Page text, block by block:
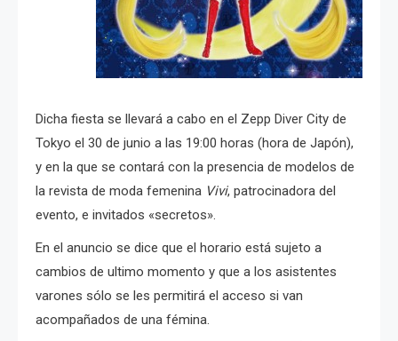
Dicha fiesta se llevará a cabo en el Zepp Diver City de
Tokyo el 30 de junio a las 19:00 horas (hora de Japón),
y en la que se contará con la presencia de modelos de
la revista de moda femenina Vivi, patrocinadora del
evento, e invitados «secretos».
En el anuncio se dice que el horario está sujeto a
cambios de ultimo momento y que a los asistentes
varones sólo se les permitirá el acceso si van
acompañados de una fémina.